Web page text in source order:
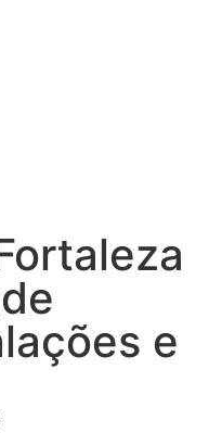
e